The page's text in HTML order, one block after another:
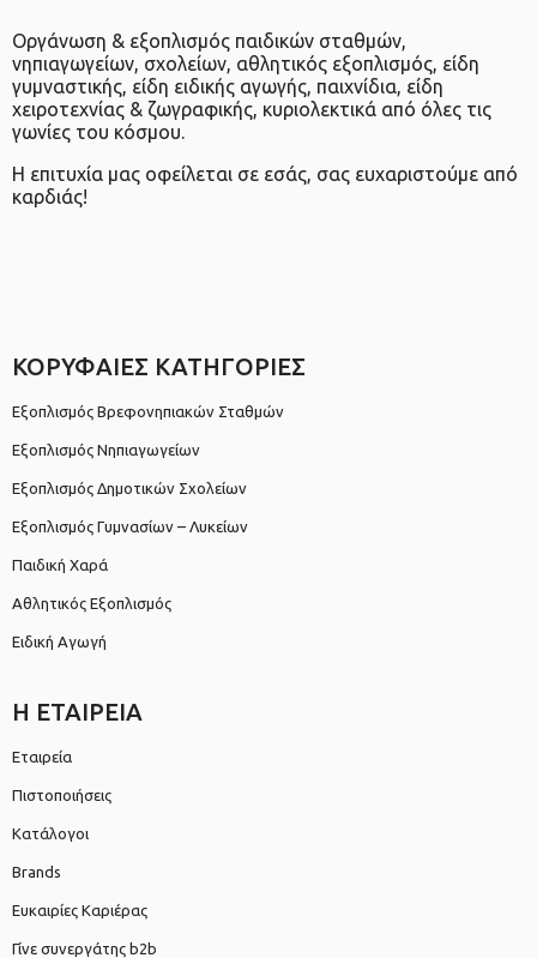
Οργάνωση & εξοπλισμός παιδικών σταθμών,
νηπιαγωγείων, σχολείων, αθλητικός εξοπλισμός, είδη
γυμναστικής, είδη ειδικής αγωγής, παιχνίδια, είδη
χειροτεχνίας & ζωγραφικής, κυριολεκτικά από όλες τις
γωνίες του κόσμου.
Η επιτυχία μας οφείλεται σε εσάς, σας ευχαριστούμε από
καρδιάς!
ΚΟΡΥΦΑΙΕΣ ΚΑΤΗΓΟΡΙΕΣ
Εξοπλισμός Βρεφονηπιακών Σταθμών
Εξοπλισμός Νηπιαγωγείων
Εξοπλισμός Δημοτικών Σχολείων
Εξοπλισμός Γυμνασίων – Λυκείων
Παιδική Χαρά
Αθλητικός Εξοπλισμός
Ειδική Αγωγή
Η ΕΤΑΙΡΕΙΑ
Εταιρεία
Πιστοποιήσεις
Κατάλογοι
Brands
Ευκαιρίες Καριέρας
Γίνε συνεργάτης b2b